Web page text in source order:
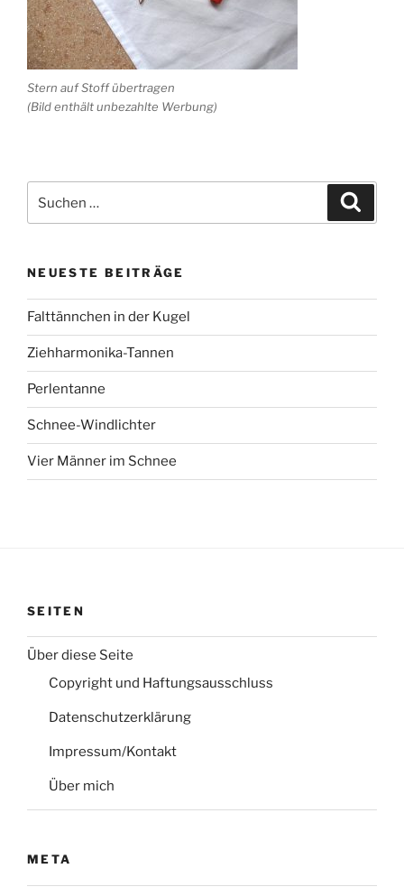
Stern auf Stoff übertragen
(Bild enthält unbezahlte Werbung)
nach:
NEUESTE BEITRÄGE
Falttännchen in der Kugel
Ziehharmonika-Tannen
Perlentanne
Schnee-Windlichter
Vier Männer im Schnee
SEITEN
Über diese Seite
Copyright und Haftungsausschluss
Datenschutzerklärung
Impressum/Kontakt
Über mich
META